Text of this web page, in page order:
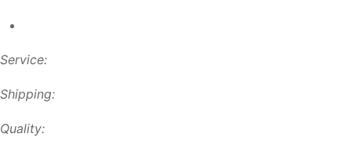
Service:
Shipping:
Quality: